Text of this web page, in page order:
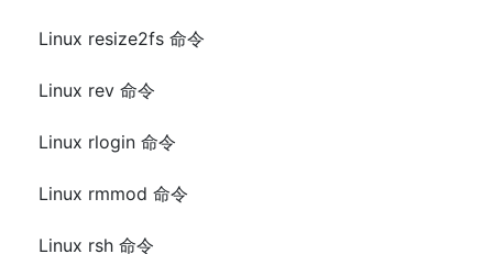
Linux resize2fs 命令
Linux rev 命令
Linux rlogin 命令
Linux rmmod 命令
Linux rsh 命令